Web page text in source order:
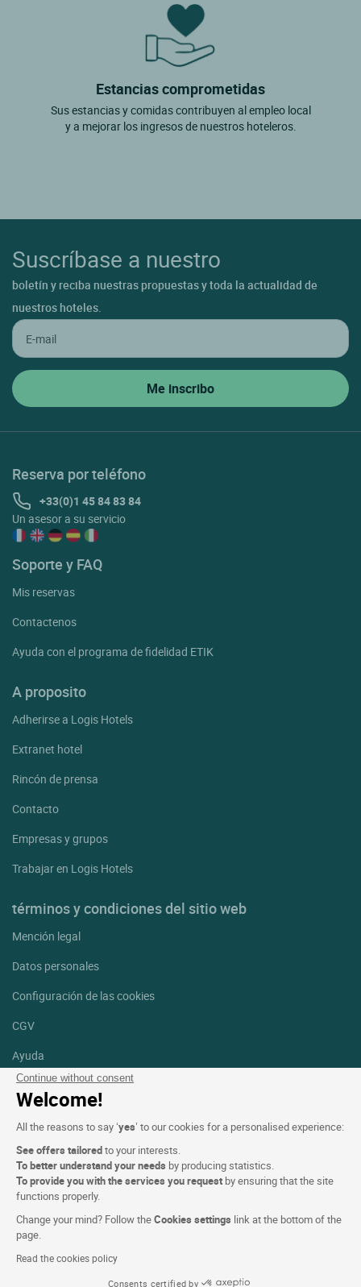
Continue without consent
Welcome!
All the reasons to say ‘yes’ to our cookies for a personalised experience:
See offers tailoredto your interests.
To better understand your needs by producing statistics.
To provide you with the services you request by ensuring that the site
functions properly.
Change your mind? Follow theCookies settings link at the bottom of the
page.
Read the cookies policy
Consents certified by
Estancias comprometidas
Sus estancias y comidas contribuyen al empleo local
y a mejorar los ingresos de nuestros hoteleros.
Suscríbase a nuestro
boletín y reciba nuestras propuestas y toda la actualidad de
nuestros hoteles.
Reserva por teléfono
+33(0)1 45 84 83 84
Un asesor a su servicio
Soporte y FAQ
Mis reservas
Contactenos
Ayuda con el programa de fidelidad ETIK
A proposito
Adherirse a Logis Hotels
Extranet hotel
Rincón de prensa
Contacto
Empresas y grupos
Trabajar en Logis Hotels
términos y condiciones del sitio web
Mención legal
Datos personales
Configuración de las cookies
CGV
Ayuda
Mapa del sitio
fotografías
Síguenos
Facebook
Instagram
Linkedin